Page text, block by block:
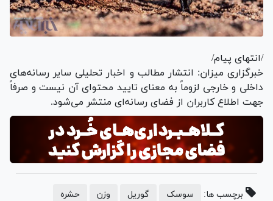
/انتهای پیام/
خبرگزاری میزان: انتشار مطالب و اخبار تحلیلی سایر رسانه‌های
داخلی و خارجی لزوماً به معنای تایید محتوای آن نیست و صرفاً
جهت اطلاع کاربران از فضای رسانه‌ای منتشر می‌شود.
برچسب ها: سوسک گوریل وزن حشره